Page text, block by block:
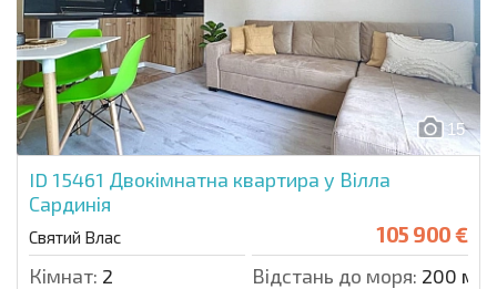
15
ID 15461 Двокімнатна квартира у Вілла
Сардинія
Святий Влас 105 900 €
Кімнат: 2 Відстань до моря: 200 м.